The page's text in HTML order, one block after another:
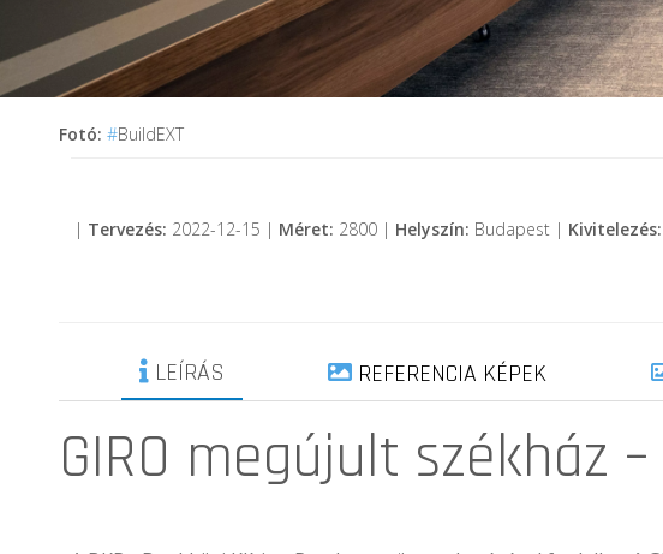
Fotó: #BuildEXT
| Tervezés: 2022-12-15 | Méret: 2800 | Helyszín: Budapest | Kivitelezés:
LEÍRÁS REFERENCIA KÉPEK
GIRO megújult székház